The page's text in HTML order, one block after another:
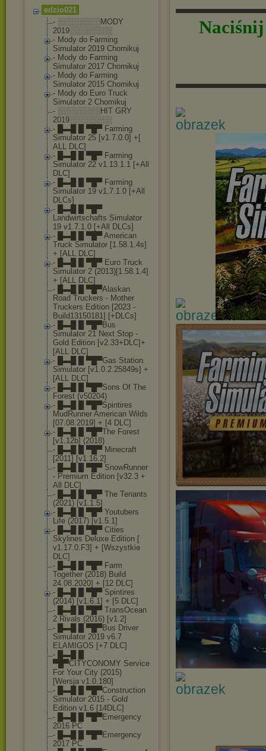
edzio021
- ░░░░░░░░MODY
2019░░░░░░░░
- Mody do Farming
Simulator 2019 Chomikuj
- Mody do Farming
Simulator 2017 Chomikuj
- Mody do Farming
Simulator 2015 Chomikuj
- Mody do Euro Truck
Simulator 2 Chomikuj
- ░░░░░░░░HIT GRY
2019░░░░░░░░
- █▬█ █ ▀█▀ Farming
Simulator 25 [v1.7.0.0] +[
ALL DLC]
- █▬█ █ ▀█▀ Farming
Simulator 22 v1.13.1.1 [+All
DLC]
- █▬█ █ ▀█▀ Farming
Simulator 19 v1.7.1.0 [+All
DLCs]
- █▬█ █ ▀█▀
Landwirtschafts Simulator
19 v1.7.1.0 [+All DLCs]
- █▬█ █ ▀█▀ American
Truck Simulator [1.58.1.4s]
+ [ALL DLC]
- █▬█ █ ▀█▀ Euro Truck
Simulator 2 (2013)[1.58.1.4]
+ [ALL DLC]
- █▬█ █ ▀█▀Alaskan
Road Truckers - Mother
Truckers Edition [2023 -
Build13150181] [+DLCs]
- █▬█ █ ▀█▀Bus
Simulator 21 Next Stop -
Gold Edition [v2.33+DLC]+
[ALL DLC]
- █▬█ █ ▀█▀Gas Station
Simulator [v1.0.2.25849s] +
[ALL DLC]
- █▬█ █ ▀█▀Sons Of The
Forest (v50204)
- █▬█ █ ▀█▀Spintires
MudRunner American Wilds
[07.08.2019] + [4 DLC]
- █▬█ █ ▀█▀The Forest
[v1.12b] (2018)
- █▬█ █ ▀█▀ Minecraft
[2011] [v1.16.2]
- █▬█ █ ▀█▀ SnowRunner
- Premium Edition [v32.3 +
All DLC]
- █▬█ █ ▀█▀ The Tenants
(2021) [v1.1.5]
- █▬█ █ ▀█▀ Youtubers
Life (2017) [v1.5.1]
- █▬█ █ ▀█▀ Cities
Skylines Deluxe Edition [
v1.17.0.F3] + [Wszystkie
DLC]
- █▬█ █ ▀█▀ Farm
Together (2018) Build
24.08.2020] + [12 DLC]
- █▬█ █ ▀█▀ Spintires
(2014) [v1.6.1] + [5 DLC]
- █▬█ █ ▀█▀ TransOcean
2 Rivals (2016) [v1.2]
- █▬█ █ ▀█▀Bus Driver
Simulator 2019 v6.7
ELAMIGOS [+7 DLC]
- █▬█ █
▀█▀CITYCONOMY Service
For Your City (2015)
[Wersja v1.0.180]
- █▬█ █ ▀█▀Construction
Simulator 2015 - Gold
Edition v1.6 [14DLC]
- █▬█ █ ▀█▀Emergency
2016 PC
- █▬█ █ ▀█▀Emergency
2017 PC